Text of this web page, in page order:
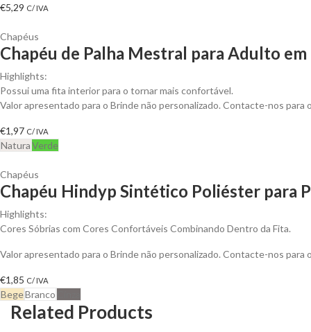
€5,29 C/ IVA
Chapéus
Chapéu de Palha Mestral para Adulto
Highlights:
Possui uma fita interior para o tornar mais confortável.
Valor apresentado para o Brinde não personalizado. Contacte-nos
€1,97 C/ IVA
NaturaVerde
Chapéus
Chapéu Hindyp Sintético Poliéster para
Highlights:
Cores Sóbrias com Cores Confortáveis ​​Combinando Dentro da Fita.
Valor apresentado para o Brinde não personalizado. Contacte-nos
€1,85 C/ IVA
BegeBranco
Related Products